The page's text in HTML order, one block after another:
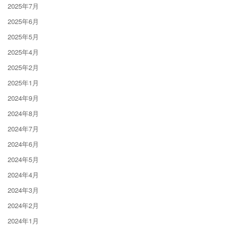
2025年7月
2025年6月
2025年5月
2025年4月
2025年2月
2025年1月
2024年9月
2024年8月
2024年7月
2024年6月
2024年5月
2024年4月
2024年3月
2024年2月
2024年1月